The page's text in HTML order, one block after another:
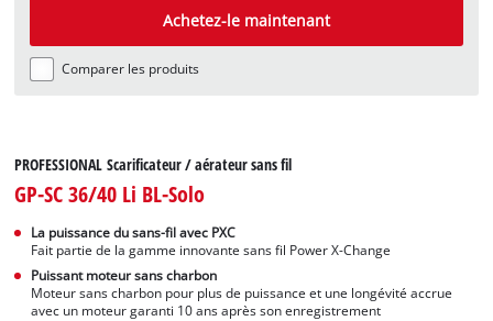
Achetez-le maintenant
Comparer les produits
PROFESSIONAL Scarificateur / aérateur sans fil
GP-SC 36/40 Li BL-Solo
La puissance du sans-fil avec PXC
Fait partie de la gamme innovante sans fil Power X-Change
Puissant moteur sans charbon
Moteur sans charbon pour plus de puissance et une longévité accrue
avec un moteur garanti 10 ans après son enregistrement